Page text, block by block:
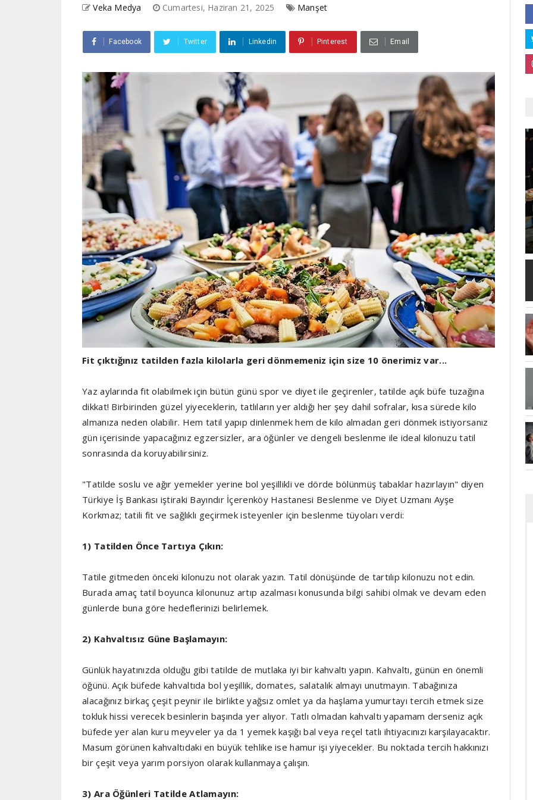
Veka Medya Cumartesi, Haziran 21, 2025 Manşet
Facebook Twitter Linkedin Pinterest Email
Fit çıktığınız tatilden fazla kilolarla geri dönmemeniz için size 10 önerimiz var...
Yaz aylarında fit olabilmek için bütün günü spor ve diyet ile geçirenler, tatilde açık büfe tuzağına
dikkat! Birbirinden güzel yiyeceklerin, tatlıların yer aldığı her şey dahil sofralar, kısa sürede kilo
almanıza neden olabilir. Hem tatil yapıp dinlenmek hem de kilo almadan geri dönmek istiyorsanız
gün içerisinde yapacağınız egzersizler, ara öğünler ve dengeli beslenme ile ideal kilonuzu tatil
sonrasında da koruyabilirsiniz.
"Tatilde soslu ve ağır yemekler yerine bol yeşillikli ve dörde bölünmüş tabaklar hazırlayın" diyen
Türkiye İş Bankası iştiraki Bayındır İçerenköy Hastanesi Beslenme ve Diyet Uzmanı Ayşe
Korkmaz; tatili fit ve sağlıklı geçirmek isteyenler için beslenme tüyoları verdi:
1) Tatilden Önce Tartıya Çıkın:
Tatile gitmeden önceki kilonuzu not olarak yazın. Tatil dönüşünde de tartılıp kilonuzu not edin.
Burada amaç tatil boyunca kilonunuz artıp azalması konusunda bilgi sahibi olmak ve devam eden
günlerde buna göre hedeflerinizi belirlemek.
2) Kahvaltısız Güne Başlamayın:
Günlük hayatınızda olduğu gibi tatilde de mutlaka iyi bir kahvaltı yapın. Kahvaltı, günün en önemli
öğünü. Açık büfede kahvaltıda bol yeşillik, domates, salatalık almayı unutmayın. Tabağınıza
alacağınız birkaç çeşit peynir ile birlikte yağsız omlet ya da haşlama yumurtayı tercih etmek size
tokluk hissi verecek besinlerin başında yer alıyor. Tatlı olmadan kahvaltı yapamam derseniz açık
büfede yer alan kuru meyveler ya da 1 yemek kaşığı bal veya reçel tatlı ihtiyacınızı karşılayacaktır.
Masum görünen kahvaltıdaki en büyük tehlike ise hamur işi yiyecekler. Bu noktada tercih hakkınızı
bir çeşit veya yarım porsiyon olarak kullanmaya çalışın.
3) Ara Öğünleri Tatilde Atlamayın: